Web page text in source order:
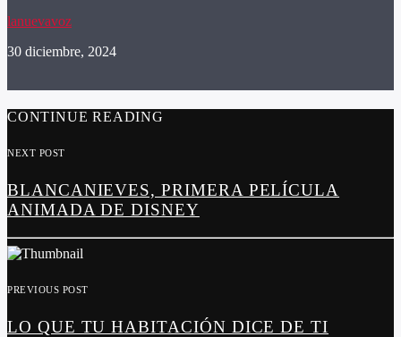
lanuevavoz
30 diciembre, 2024
CONTINUE READING
NEXT POST
BLANCANIEVES, PRIMERA PELÍCULA
ANIMADA DE DISNEY
PREVIOUS POST
LO QUE TU HABITACIÓN DICE DE TI